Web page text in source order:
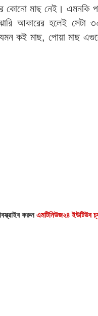
মাছ নেই। এমনকি
আকারের হলেই সেটা
কই মাছ, পোয়া মাছ
করুনএমটিনিউজ২৪ ইউটিউব